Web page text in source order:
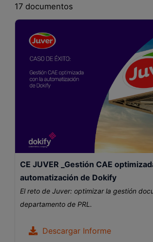
Blog
Recursos
Partners
Español
Hablemos
17 documentos
CE JUVER _Gestión CAE
automatización de Dokify
El reto de Juver: optimizar la gestión
departamento de PRL.
Descargar Informe